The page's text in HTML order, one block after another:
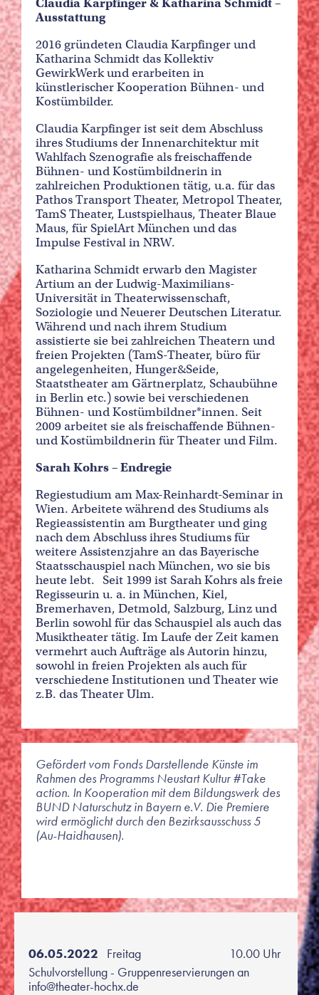
Claudia Karpfinger & Katharina Schmidt –
Ausstattung
2016 gründeten Claudia Karpfinger und
Katharina Schmidt das Kollektiv
GewirkWerk und erarbeiten in
künstlerischer Kooperation Bühnen- und
Kostümbilder.
Claudia Karpfinger ist seit dem Abschluss
ihres Studiums der Innenarchitektur mit
Wahlfach Szenografie als freischaffende
Bühnen- und Kostümbildnerin in
zahlreichen Produktionen tätig, u.a. für das
Pathos Transport Theater, Metropol Theater,
TamS Theater, Lustspielhaus, Theater Blaue
Maus, für SpielArt München und das
Impulse Festival in NRW.
Katharina Schmidt erwarb den Magister
Artium an der Ludwig-Maximilians-
Universität in Theaterwissenschaft,
Soziologie und Neuerer Deutschen Literatur.
Während und nach ihrem Studium
assistierte sie bei zahlreichen Theatern und
freien Projekten (TamS-Theater, büro für
angelegenheiten, Hunger&Seide,
Staatstheater am Gärtnerplatz, Schaubühne
in Berlin etc.) sowie bei verschiedenen
Bühnen- und Kostümbildner*innen. Seit
2009 arbeitet sie als freischaffende Bühnen-
und Kostümbildnerin für Theater und Film.
Sarah Kohrs – Endregie
Regiestudium am Max-Reinhardt-Seminar in
Wien. Arbeitete während des Studiums als
Regieassistentin am Burgtheater und ging
nach dem Abschluss ihres Studiums für
weitere Assistenzjahre an das Bayerische
Staatsschauspiel nach München, wo sie bis
heute lebt. Seit 1999 ist Sarah Kohrs als freie
Regisseurin u. a. in München, Kiel,
Bremerhaven, Detmold, Salzburg, Linz und
Berlin sowohl für das Schauspiel als auch das
Musiktheater tätig. Im Laufe der Zeit kamen
vermehrt auch Aufträge als Autorin hinzu,
sowohl in freien Projekten als auch für
verschiedene Institutionen und Theater wie
z.B. das Theater Ulm.
Gefördert vom Fonds Darstellende Künste im
Rahmen des Programms Neustart Kultur #Take
action. In Kooperation mit dem Bildungswerk des
BUND Naturschutz in Bayern e.V. Die Premiere
wird ermöglicht durch den Bezirksausschuss 5
(Au-Haidhausen).
06.05.2022 Freitag
10.00 Uhr
Schulvorstellung - Gruppenreservierungen an
info@theater-hochx.de